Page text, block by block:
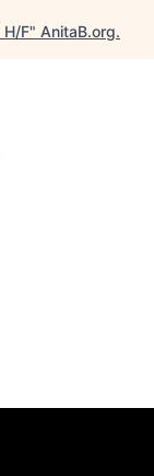
H/F" AnitaB.org.